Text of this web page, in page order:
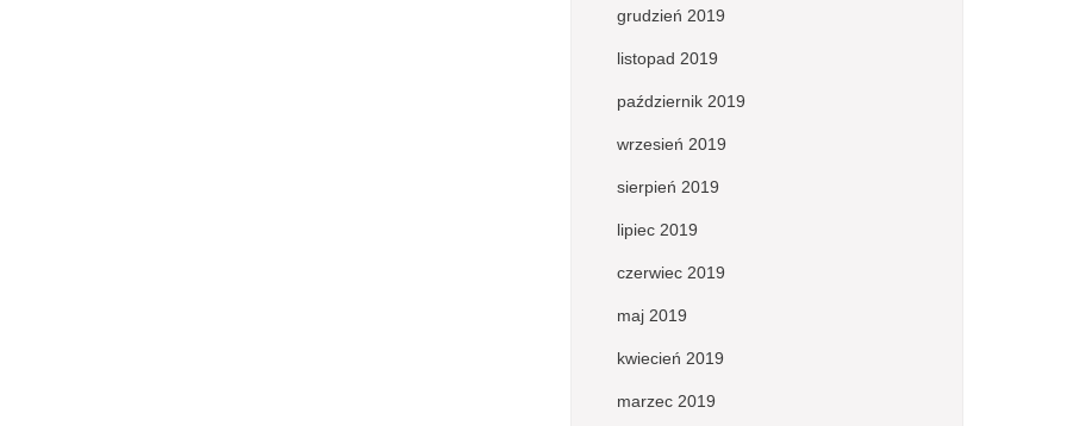
grudzień 2019
listopad 2019
październik 2019
wrzesień 2019
sierpień 2019
lipiec 2019
czerwiec 2019
maj 2019
kwiecień 2019
marzec 2019